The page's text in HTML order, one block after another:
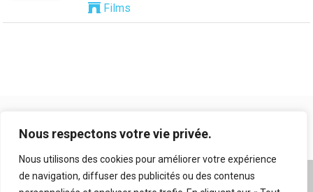
Nous respectons votre vie privée.
Nous utilisons des cookies pour améliorer votre expérience
de navigation, diffuser des publicités ou des contenus
Films
A propos|Mentions légales|Conditions générales